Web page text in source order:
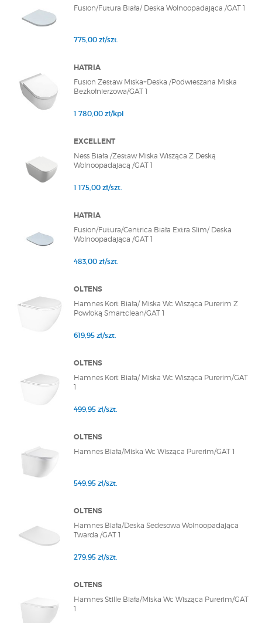
Fusion/Futura Biała/ Deska Wolnoopadająca /GAT 1
775,00 zł/szt.
HATRIA
Fusion Zestaw Miska+Deska /Podwieszana Miska
Bezkołnierzowa/GAT 1
1 780,00 zł/kpl
EXCELLENT
Ness Biała /Zestaw Miska Wisząca Z Deską
Wolnoopadajacą /GAT 1
1 175,00 zł/szt.
HATRIA
Fusion/Futura/Centrica Biała Extra Slim/ Deska
Wolnoopadająca /GAT 1
483,00 zł/szt.
OLTENS
Hamnes Kort Biała/ Miska Wc Wisząca Purerim Z
Powłoką Smartclean/GAT 1
619,95 zł/szt.
OLTENS
Hamnes Kort Biała/ Miska Wc Wisząca Purerim/GAT
1
499,95 zł/szt.
OLTENS
Hamnes Biała/Miska Wc Wisząca Purerim/GAT 1
549,95 zł/szt.
OLTENS
Hamnes Biała/Deska Sedesowa Wolnoopadająca
Twarda /GAT 1
279,95 zł/szt.
OLTENS
Hamnes Stille Biała/Miska Wc Wisząca Purerim/GAT
1